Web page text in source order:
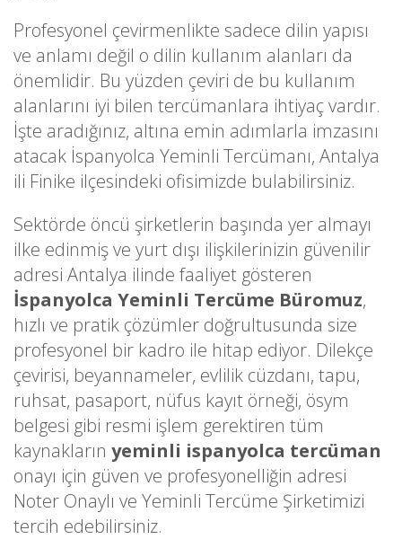
Profesyonel çevirmenlikte sadece dilin yapısı
ve anlamı değil o dilin kullanım alanları da
önemlidir. Bu yüzden çeviri de bu kullanım
alanlarını iyi bilen tercümanlara ihtiyaç vardır.
İşte aradığınız, altına emin adımlarla imzasını
atacak İspanyolca Yeminli Tercümanı, Antalya
ili Finike ilçesindeki ofisimizde bulabilirsiniz.
Sektörde öncü şirketlerin başında yer almayı
ilke edinmiş ve yurt dışı ilişkilerinizin güvenilir
adresi Antalya ilinde faaliyet gösteren
İspanyolca Yeminli Tercüme Büromuz,
hızlı ve pratik çözümler doğrultusunda size
profesyonel bir kadro ile hitap ediyor. Dilekçe
çevirisi, beyannameler, evlilik cüzdanı, tapu,
ruhsat, pasaport, nüfus kayıt örneği, ösym
belgesi gibi resmi işlem gerektiren tüm
kaynakların yeminli ispanyolca tercüman
onayı için güven ve profesyonelliğin adresi
Noter Onaylı ve Yeminli Tercüme Şirketimizi
tercih edebilirsiniz.